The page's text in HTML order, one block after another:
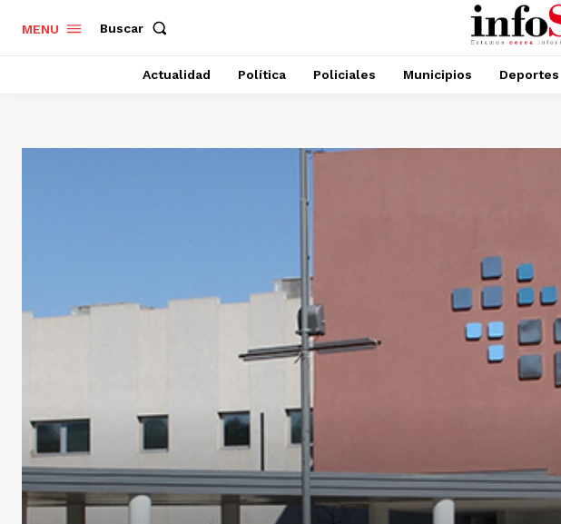
MENU Buscar
Actualidad Política Policiales Municipios Deportes